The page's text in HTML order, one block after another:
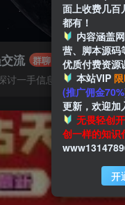
流 群聊
讨一手信息差
面上收费几百
都有！
内容涵盖
营、脚本源码
优质付费资源
本站VIP
(推广佣金
更新，欢迎加
无畏轻创
创一样的知识
开